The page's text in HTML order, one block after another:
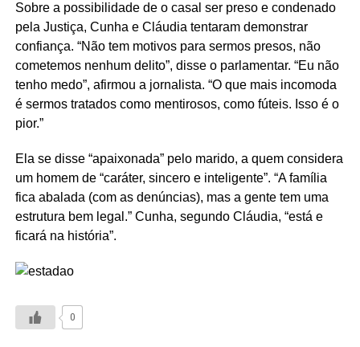
Sobre a possibilidade de o casal ser preso e condenado
pela Justiça, Cunha e Cláudia tentaram demonstrar
confiança. “Não tem motivos para sermos presos, não
cometemos nenhum delito”, disse o parlamentar. “Eu não
tenho medo”, afirmou a jornalista. “O que mais incomoda
é sermos tratados como mentirosos, como fúteis. Isso é o
pior.”
Ela se disse “apaixonada” pelo marido, a quem considera
um homem de “caráter, sincero e inteligente”. “A família
fica abalada (com as denúncias), mas a gente tem uma
estrutura bem legal.” Cunha, segundo Cláudia, “está e
ficará na história”.
0